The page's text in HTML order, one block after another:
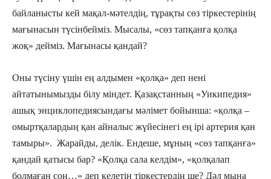
байланысты кей мақал-мәтелдің, тұрақты сөз тіркестерінің
мағынасын түсінбейміз. Мысалы, «сөз тапқанға қолқа
жоқ» дейміз. Мағынасы қандай?
Оны түсіну үшін ең алдымен «қолқа» деп нені
айтатынымызды білу міндет. Қазақстанның «Уикипедия»
ашық энциклопедиясындағы мәлімет бойынша: «қолқа –
омыртқалардың қан айналыс жүйесінегі ең ірі артерия қан
тамыры». Жарайды, делік. Ендеше, мұның «сөз тапқанға»
қандай қатысы бар? «Қолқа сала келдім», «қолқалап
болмаған соң…» деп келетін тіркестердің ше? Дәл мына